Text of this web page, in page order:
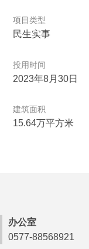
项目类型
民生实事
投用时间
2023年8月30日
建筑面积
15.64万平方米
办公室
0577-88568921